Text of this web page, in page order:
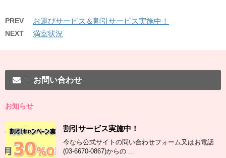
PREV お運びサービス＆割引サービス実施中！
NEXT 満室状況
お問い合わせ
お知らせ
割引サービス実施中！
今なら公式サイトの問い合わせフォーム又はお電話
(03-6670-0867)からの ...